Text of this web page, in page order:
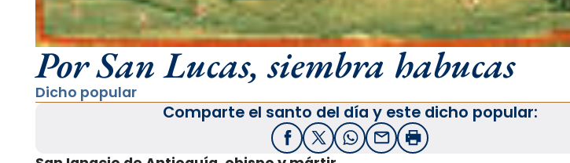
Por San Lucas, siembra habucas
Dicho popular
Comparte el santo del día y este dicho popular:
FacebookX / Twitter
WhatsApp
EmailImprimir